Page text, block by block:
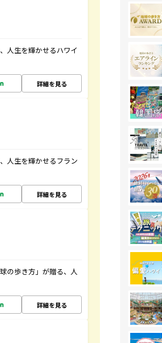
人生を輝かせるハワイ
詳細を見る
人生を輝かせるフラン
詳細を見る
の歩き方」が贈る、人
詳細を見る